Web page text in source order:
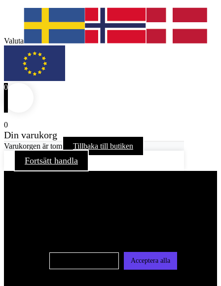
Valuta
0
0
Din varukorg
Varukorgen är tom Tillbaka till butiken
Fortsätt handla
Acceptera alla